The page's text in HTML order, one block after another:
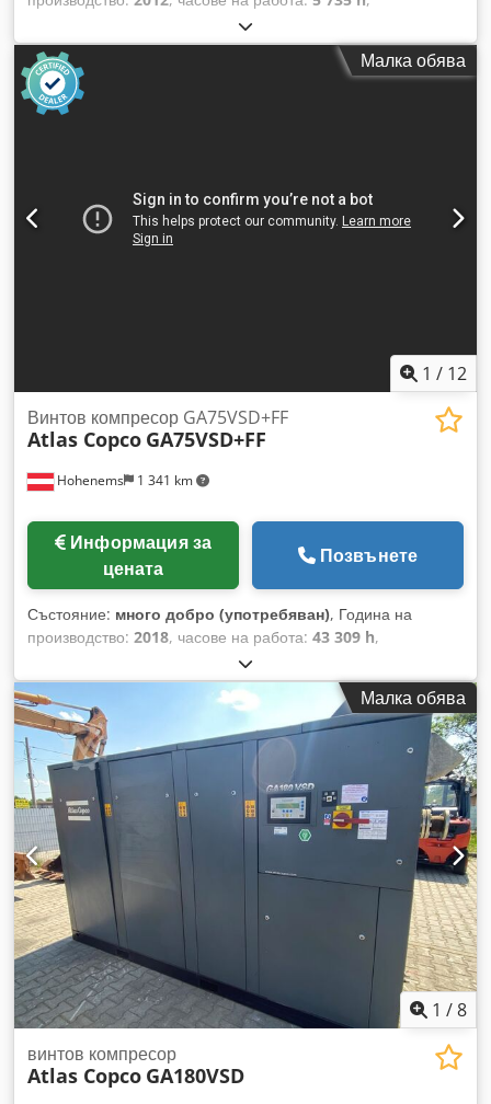
напълно функциониращ
компресор без смазване с масло, модел Atlas Copco ZR90
90 kW 7,50 бара 14 м³/мин Година на производство: 2012
Работни часове: 5735 Codpozqvvajfx Af Hjha
Малка обява
1 / 12
Hohenems 1 341 km
Винтов компресор GA75VSD+FF
Atlas Copco GA75VSD+FF
Информация за
цената
Позвънете
Състояние: много добро (употребяван), Година на
производство: 2018, часове на работа: 43 309 h,
напълно функциониращ
компресор Atlas Copco GA75VSD+FF Вграден честотен
инвертор и сушилня Csdpfx Aezp Urwjf Hsha 75 kW 12,75
бара 15,50 м³/мин Година на производство: 2018 Работни
часове: 43 309
Малка обява
1 /8
винтов компресор
Atlas Copco GA180VSD